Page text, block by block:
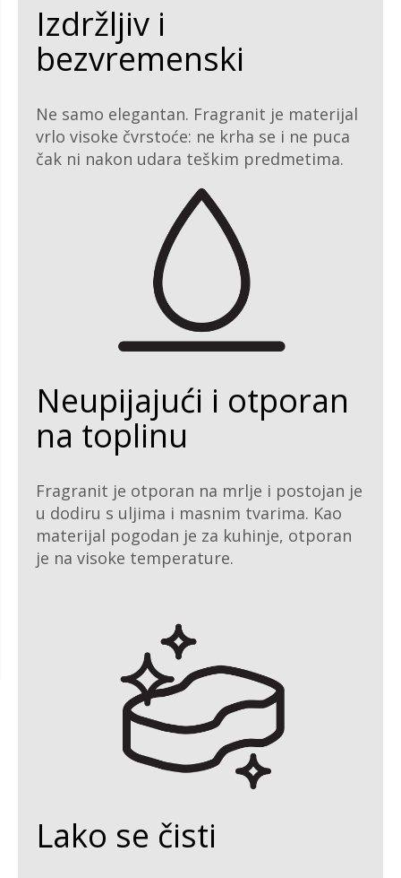
Izdržljiv i
bezvremenski
Ne samo elegantan. Fragranit je materijal
vrlo visoke čvrstoće: ne krha se i ne puca
čak ni nakon udara teškim predmetima.
Neupijajući i otporan
na toplinu
Fragranit je otporan na mrlje i postojan je
u dodiru s uljima i masnim tvarima. Kao
materijal pogodan je za kuhinje, otporan
je na visoke temperature.
Lako se čisti